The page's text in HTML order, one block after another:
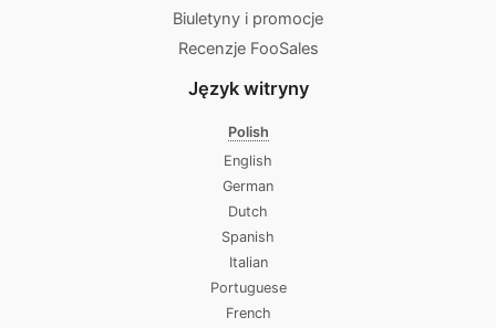
Biuletyny i promocje
Recenzje FooSales
Język witryny
Polish
English
German
Dutch
Spanish
Italian
Portuguese
French